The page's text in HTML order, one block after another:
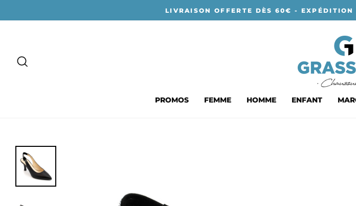
au
LIVRAISON OFFERTE DÈS 60€ - EXPÉDITION
PROMOS FEMME HOMME ENFANT